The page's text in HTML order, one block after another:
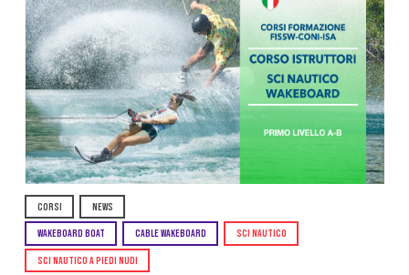
CORSI NEWS
WAKEBOARD BOAT CABLE WAKEBOARD SCI NAUTICO
SCI NAUTICO A PIEDI NUDI